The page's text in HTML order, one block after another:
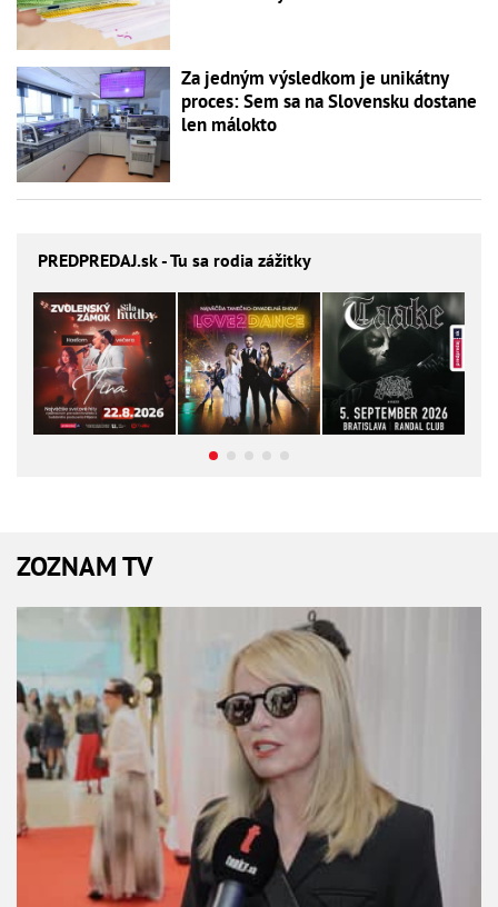
Za jedným výsledkom je unikátny
proces: Sem sa na Slovensku dostane
len málokto
PREDPREDAJ.sk - Tu sa rodia zážitky
ZOZNAM TV